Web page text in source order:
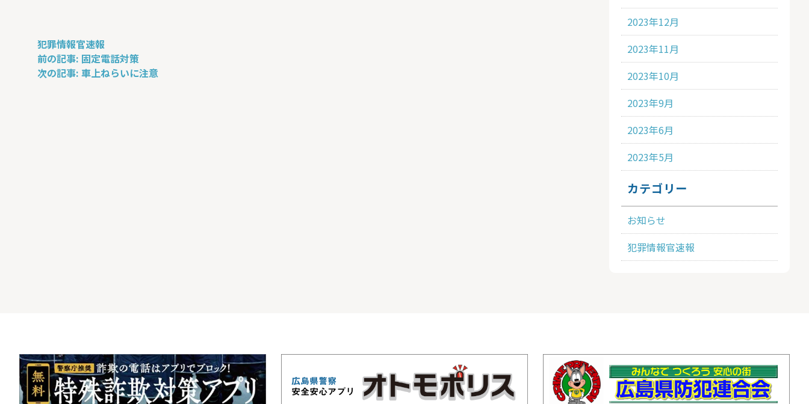
犯罪情報官速報
投
稿
前の記事: 固定電話対策
次の記事: 車上ねらいに注意
2023年12月
2023年11月
2023年10月
2023年9月
2023年6月
2023年5月
カテゴリー
お知らせ
犯罪情報官速報